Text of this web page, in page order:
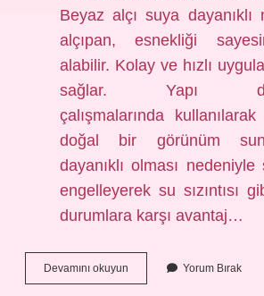
Beyaz alçı suya dayanıklı
alçıpan, esnekliği
alabilir. Kolay ve hızlı
sağlar. Yapı
çalışmalarında
doğal bir görünüm
dayanıklı olması
engelleyerek su sızıntısı
durumlara karşı avantaj…
Devamını okuyun
Geçirmeyen
Yorum Bırak